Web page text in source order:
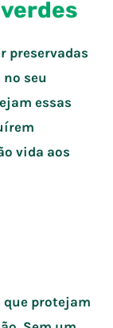
preservadas
seu
essas
vida aos
protejam